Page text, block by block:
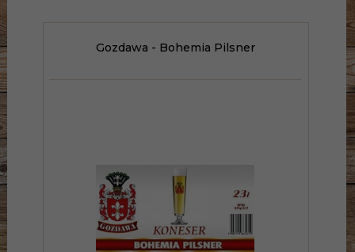
Gozdawa - Bohemia Pilsner